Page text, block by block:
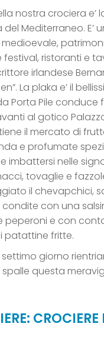
nostra crociera e’
del Mediterraneo. E’
festival, ristoranti e
irlandese
La plaka e’ il
Porta Pile conduce
al gotico
il mercato di
e profumate
imbattersi nelle
tovaglie e
il chevapchici,
con una
peperoni e con
patattine fritte.
giorno
questa